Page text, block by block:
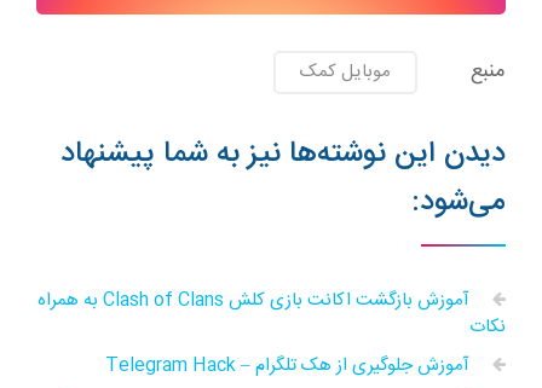
منبع موبایل کمک
دیدن این نوشته‌ها نیز به شما پیشنهاد
می‌شود:
آموزش بازگشت اکانت بازی کلش Clash of Clans به همراه
نکات
آموزش جلوگیری از هک تلگرام – Telegram Hack